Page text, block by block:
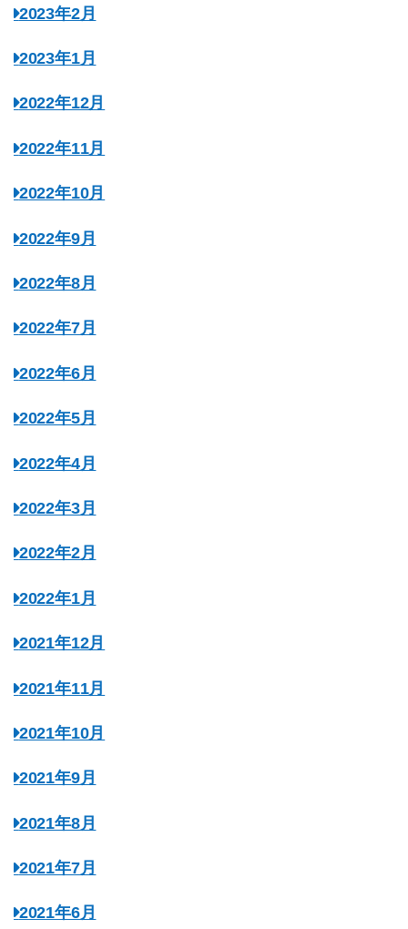
2023年2月
2023年1月
2022年12月
2022年11月
2022年10月
2022年9月
2022年8月
2022年7月
2022年6月
2022年5月
2022年4月
2022年3月
2022年2月
2022年1月
2021年12月
2021年11月
2021年10月
2021年9月
2021年8月
2021年7月
2021年6月